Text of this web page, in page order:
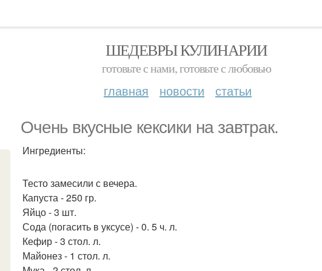
ШЕДЕВРЫ КУЛИНАРИИ
готовьте с нами, готовьте с любовью
главная новости статьи
Очень вкусные кексики на завтрак.
Ингредиенты:
Тесто замесили с вечера.
Капуста - 250 гр.
Яйцо - 3 шт.
Сода (погасить в уксусе) - 0. 5 ч. л.
Кефир - 3 стол. л.
Майонез - 1 стол. л.